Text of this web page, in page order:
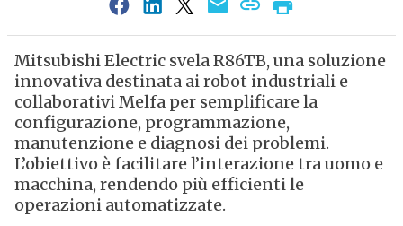
Mitsubishi Electric svela R86TB, una soluzione
innovativa destinata ai robot industriali e
collaborativi Melfa per semplificare la
configurazione, programmazione,
manutenzione e diagnosi dei problemi.
L’obiettivo è facilitare l’interazione tra uomo e
macchina, rendendo più efficienti le
operazioni automatizzate.